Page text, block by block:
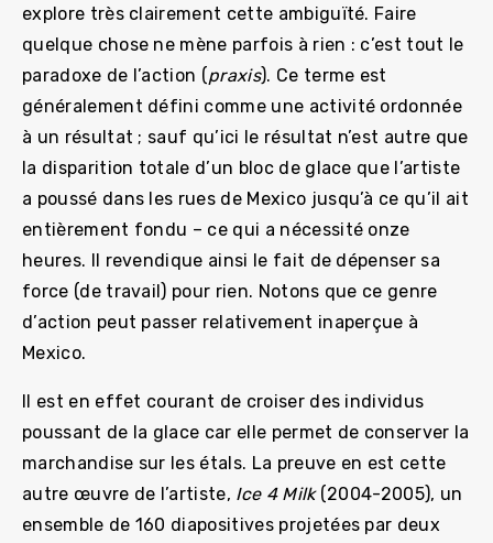
explore très clairement cette ambiguïté. Faire
quelque chose ne mène parfois à rien : c’est tout le
paradoxe de l’action (praxis). Ce terme est
généralement défini comme une activité ordonnée
à un résultat ; sauf qu’ici le résultat n’est autre que
la disparition totale d’un bloc de glace que l’artiste
a poussé dans les rues de Mexico jusqu’à ce qu’il ait
entièrement fondu – ce qui a nécessité onze
heures. Il revendique ainsi le fait de dépenser sa
force (de travail) pour rien. Notons que ce genre
d’action peut passer relativement inaperçue à
Mexico.
Il est en effet courant de croiser des individus
poussant de la glace car elle permet de conserver la
marchandise sur les étals. La preuve en est cette
autre œuvre de l’artiste, Ice 4 Milk(2004-2005), un
ensemble de 160 diapositives projetées par deux